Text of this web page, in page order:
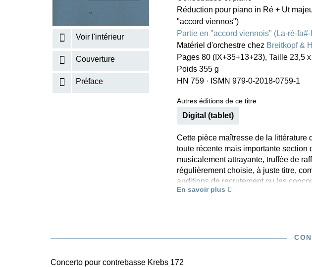
KISSIN THE
RICHARD STRAUSS
Voir l'intérieur
Couverture
Préface
Réduction pour piano in Ré + Ut
"accord viennos")
Partie en "accord viennois" (La-ré-
Matériel d'orchestre chez Breitkopf &
Pages 80 (IX+35+13+23), Taille 23,5
Poids 355 g
HN 759 · ISMN 979-0-2018-0759-1
Autres éditions de ce titre
Digital (tablet)
Cette pièce maîtresse de la littérature
toute récente mais importante
musicalement attrayante, truffée de
régulièrement choisie, à juste titre,
auditions de recrutement ou les
viennois» en usage à l’époque, notre
ou orchestrale. L’éditeur, Tobias
propres, d’une belle sonorité et d’une
En savoir plus
Concerto pour contrebasse Krebs 172